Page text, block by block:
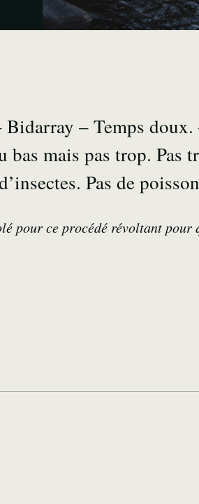
– Temps doux.
mais pas trop. Pas
Pas de
ce procédé révoltant pour